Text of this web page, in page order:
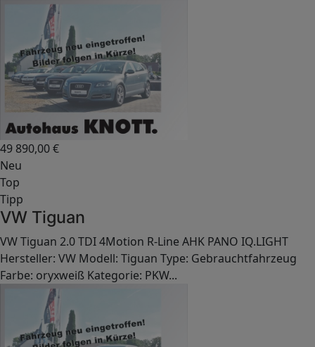
49 890,00€
Neu
Top
Tipp
VW Tiguan
VW Tiguan 2.0 TDI 4Motion R-Line AHK PANO IQ.LIGHT
Hersteller: VW Modell: Tiguan Type: Gebrauchtfahrzeug
Farbe: oryxweiß Kategorie: PKW...